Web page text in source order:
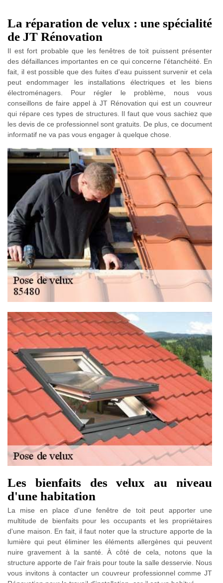
La réparation de velux : une spécialité
de JT Rénovation
Il est fort probable que les fenêtres de toit puissent présenter
des défaillances importantes en ce qui concerne l'étanchéité. En
fait, il est possible que des fuites d'eau puissent survenir et cela
peut endommager les installations électriques et les biens
électroménagers. Pour régler le problème, nous vous
conseillons de faire appel à JT Rénovation qui est un couvreur
qui répare ces types de structures. Il faut que vous sachiez que
les devis de ce professionnel sont gratuits. De plus, ce document
informatif ne va pas vous engager à quelque chose.
Les bienfaits des velux au niveau
d'une habitation
La mise en place d'une fenêtre de toit peut apporter une
multitude de bienfaits pour les occupants et les propriétaires
d'une maison. En fait, il faut noter que la structure apporte de la
lumière qui peut éliminer les éléments allergènes qui peuvent
nuire gravement à la santé. À côté de cela, notons que la
structure apporte de l'air frais pour toute la salle desservie. Nous
vous invitons à contacter un couvreur professionnel comme JT